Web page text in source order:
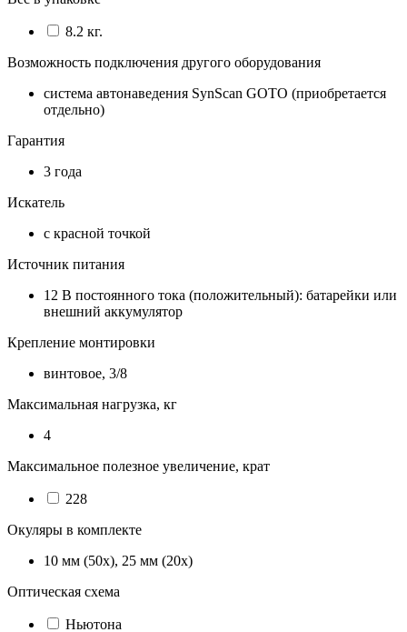
8.2 кг.
Возможность подключения другого оборудования
система автонаведения SynScan GOTO (приобретается
отдельно)
Гарантия
3 года
Искатель
с красной точкой
Источник питания
12 В постоянного тока (положительный): батарейки или
внешний аккумулятор
Крепление монтировки
винтовое, 3/8
Максимальная нагрузка, кг
4
Максимальное полезное увеличение, крат
228
Окуляры в комплекте
10 мм (50х), 25 мм (20х)
Оптическая схема
Ньютона